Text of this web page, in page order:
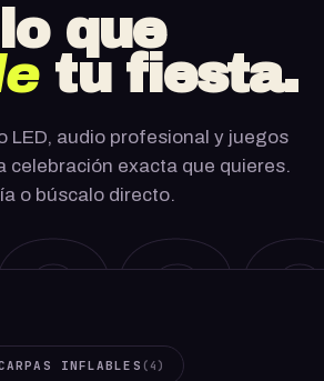
que
tu fiesta.
LED, audio profesional y juegos
celebración exacta que quieres.
o búscalo directo.
INFLABLES (4)